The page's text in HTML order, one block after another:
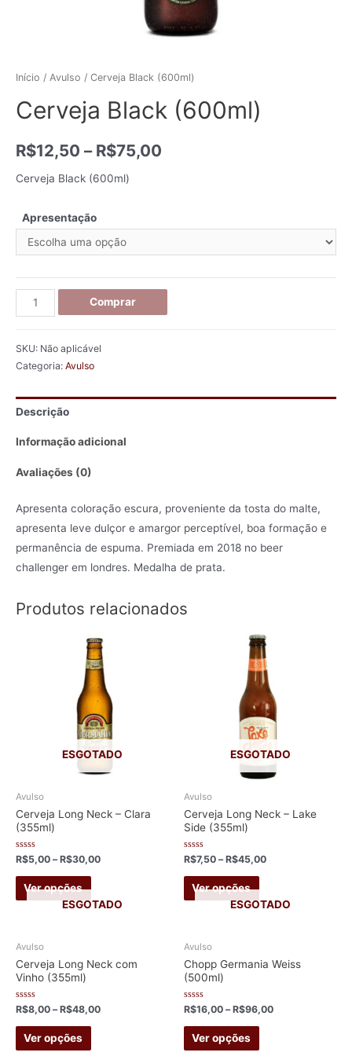
Início / Avulso / Cerveja Black (600ml)
Cerveja Black (600ml)
R$12,50 – R$75,00
Cerveja Black (600ml)
Apresentação
Cerveja
Black
quantidade
Comprar
SKU: Não aplicável
Categoria: Avulso
Descrição
Informação adicional
Avaliações (0)
Apresenta coloração escura, proveniente da tosta do malte,
apresenta leve dulçor e amargor perceptível, boa formação e
permanência de espuma. Premiada em 2018 no beer
challenger em londres. Medalha de prata.
Produtos relacionados
ESGOTADO
Avulso
Cerveja Long Neck – Clara
(355ml)
Avaliação
de
R$5,00 –R$30,00
Ver opções
This
product
variants.
may
ESGOTADO
Avulso
Cerveja Long Neck – Lake
Side (355ml)
Avaliação
de
R$7,50 –R$45,00
Ver opções
This
product
variants.
may
ESGOTADO
Avulso
Cerveja Long Neck com
Vinho (355ml)
Avaliação
de
R$8,00 –R$48,00
Ver opções
This
product
ESGOTADO
Avulso
Chopp Germania Weiss
(500ml)
Avaliação
de
R$16,00 –R$96,00
Ver opções
This
product